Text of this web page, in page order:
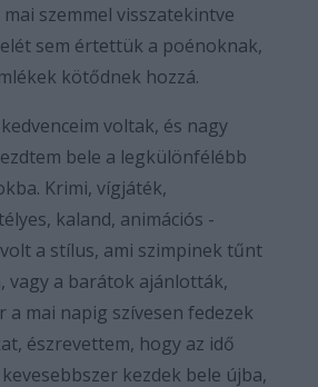
szemmel visszatekintve
sem értettük a poénoknak,
kötődnek hozzá.
voltak, és nagy
bele a legkülönfélébb
Krimi, vígjáték,
kaland, animációs -
a stílus, ami szimpinek tűnt
vagy a barátok ajánlották,
a mai napig szívesen fedezek
észrevettem, hogy az idő
kezdek bele újba,